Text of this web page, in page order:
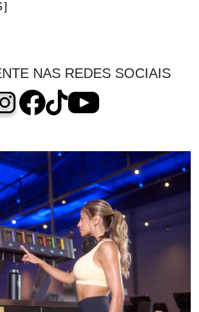
NAS REDES SOCIAIS